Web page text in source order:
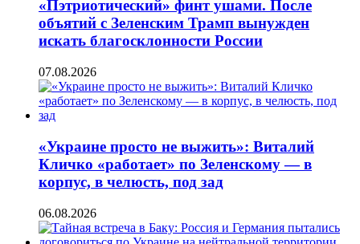
«Пэтриотический» финт ушами. После
объятий с Зеленским Трамп вынужден
искать благосклонности России
07.08.2026
«Украине просто не выжить»: Виталий
Кличко «работает» по Зеленскому — в
корпус, в челюсть, под зад
06.08.2026